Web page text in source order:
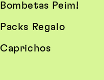
Bombetas Peim!
Packs Regalo
Caprichos